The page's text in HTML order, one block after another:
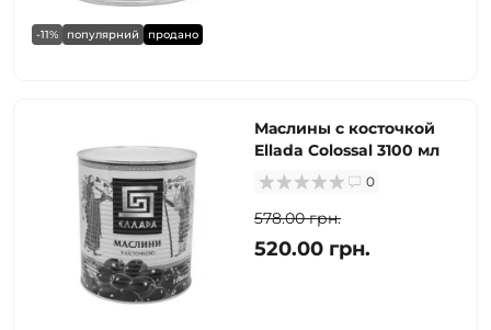
-11% популярний продано
Маслины с косточкой
Ellada Colossal 3100 мл
0
578.00 грн.
520.00 грн.